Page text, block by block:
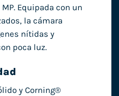
Equipada con un
la cámara
nítidas y
poca luz.
y Corning®